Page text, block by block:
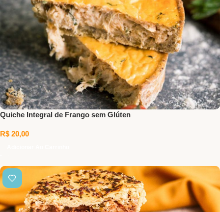
Quiche Integral de Frango sem Glúten
R$ 20,00